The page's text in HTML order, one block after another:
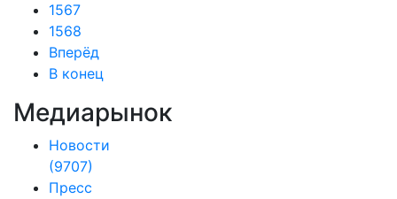
1567
1568
Вперёд
В конец
Медиарынок
Новости
(9707)
Пресс